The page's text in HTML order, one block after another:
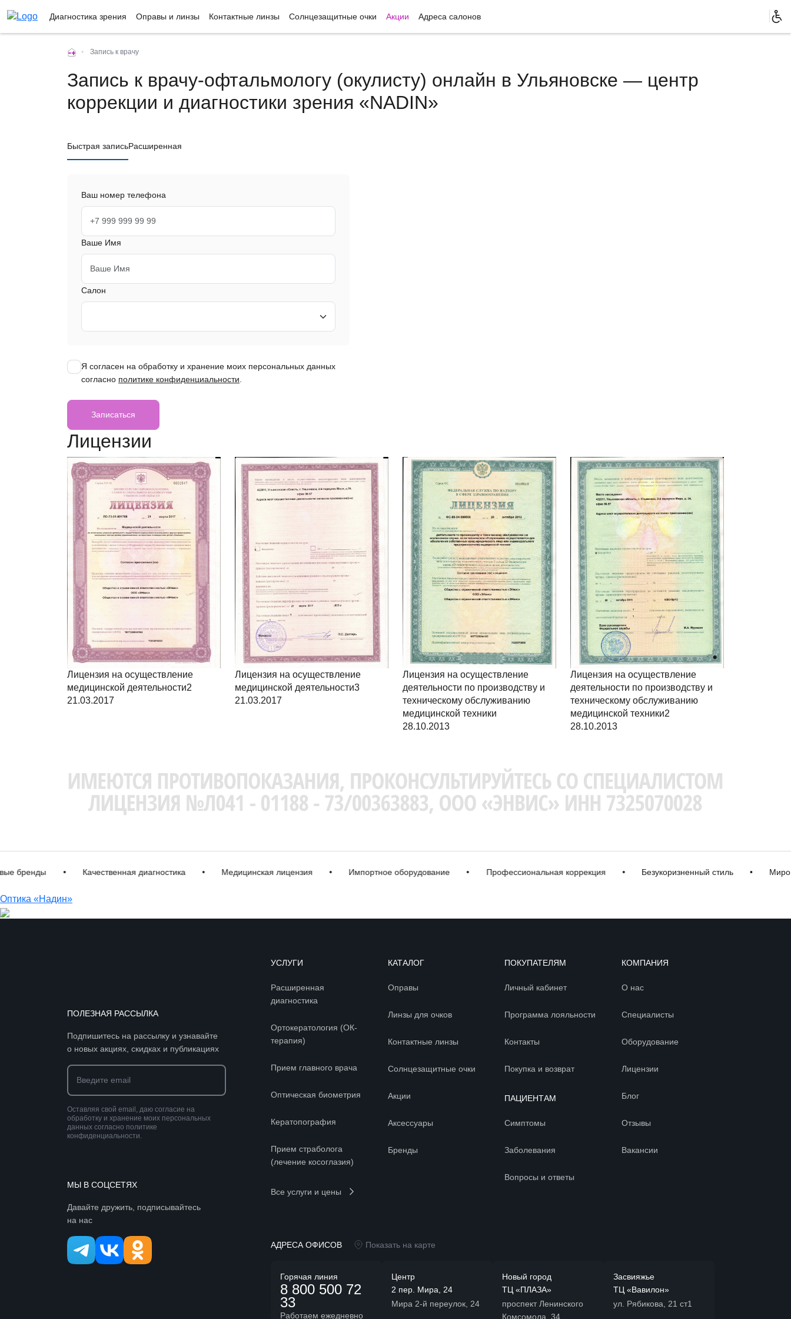
Диагностика зрения Оправы и линзы Контактные линзы Солнцезащитные очки Акции Адреса салонов
• Запись к врачу
Запись к врачу-офтальмологу (окулисту) онлайн в Ульяновске — центр
коррекции и диагностики зрения «NADIN»
Быстрая записьРасширенная
Ваш номер телефона
Ваше Имя
Салон
Я согласен на обработку и хранение моих персональных данных
согласно политике конфиденциальности
Записаться
Лицензии
Лицензия на осуществление
медицинской деятельности2
21.03.2017
Лицензия на осуществление
медицинской деятельности3
21.03.2017
Лицензия на осуществление
деятельности по производству и
техническому обслуживанию
медицинской техники
28.10.2013
Лицензия на осуществление
деятельности по производству и
техническому обслуживанию
медицинской техники2
28.10.2013
Качественная диагностика Медицинская лицензия Импортное оборудование Профессиональная коррекция Безукоризненный стиль
Оптика «Надин»
ПОЛЕЗНАЯ РАССЫЛКА
Подпишитесь на рассылку и узнавайте
о новых акциях, скидках и публикациях
Оставляя свой email, даю согласие на
обработку и хранение моих персональных
данных согласно политике
конфиденциальности.
МЫ В СОЦСЕТЯХ
Давайте дружить, подписывайтесь
на нас
УСЛУГИ
Расширенная
диагностика
Ортокератология (ОК-
терапия)
Прием главного врача
Оптическая биометрия
Кератопография
Прием страболога
(лечение косоглазия)
Все услуги и цены
КАТАЛОГ
Оправы
Линзы для очков
Контактные линзы
Солнцезащитные очки
Акции
Аксессуары
Бренды
ПОКУПАТЕЛЯМ
Личный кабинет
Программа лояльности
Контакты
Покупка и возврат
ПАЦИЕНТАМ
Симптомы
Заболевания
Вопросы и ответы
КОМПАНИЯ
О нас
Специалисты
Оборудование
Лицензии
Блог
Отзывы
Вакансии
АДРЕСА ОФИСОВ Показать на карте
Горячая линия
8 800 500 72
33
Работаем ежедневно
Центр
2 пер. Мира, 24
Мира 2-й переулок, 24
Новый город
ТЦ «ПЛАЗА»
проспект Ленинского
Комсомола, 34
Засвияжье
ТЦ «Вавилон»
ул. Рябикова, 21 ст1